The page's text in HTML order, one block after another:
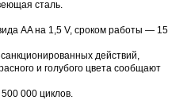
сталь.
AA на 1,5 V, сроком работы — 15
действий,
и голубого цвета сообщают
000 циклов.